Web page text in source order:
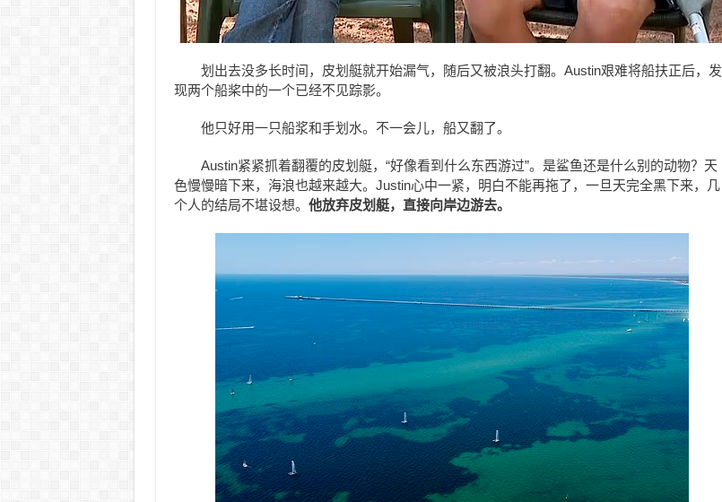
划出去没多长时间，皮划艇就开始漏气，随后又被浪头打翻。Austin艰难将船扶正后，发
现两个船桨中的一个已经不见踪影。
他只好用一只船浆和手划水。不一会儿，船又翻了。
Austin紧紧抓着翻覆的皮划艇，“好像看到什么东西游过”。是鲨鱼还是什么别的动物？天
色慢慢暗下来，海浪也越来越大。Justin心中一紧，明白不能再拖了，一旦天完全黑下来，几
个人的结局不堪设想。 他放弃皮划艇，直接向岸边游去。